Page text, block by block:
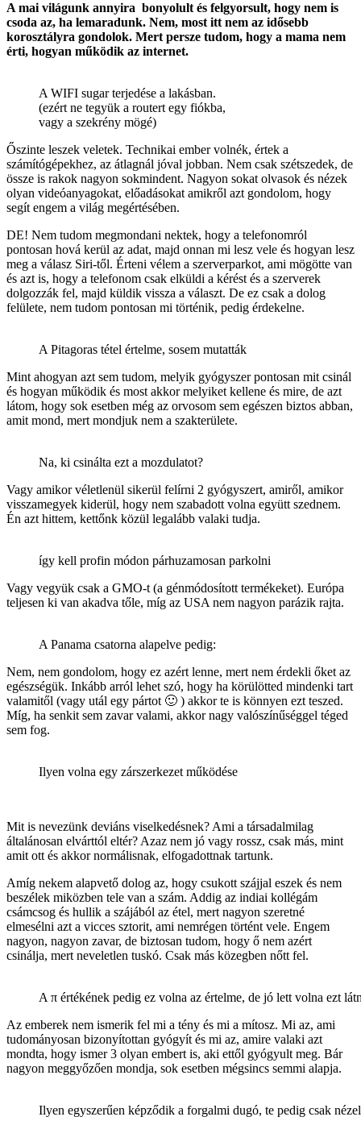
A mai világunk annyira bonyolult és felgyorsult, hogy nem is
csoda az, ha lemaradunk. Nem, most itt nem az idősebb
korosztályra gondolok. Mert persze tudom, hogy a mama nem
érti, hogyan működik az internet.
A WIFI sugar terjedése a lakásban.
(ezért ne tegyük a routert egy fiókba,
vagy a szekrény mögé)
Őszinte leszek veletek. Technikai ember volnék, értek a
számítógépekhez, az átlagnál jóval jobban. Nem csak szétszedek, de
össze is rakok nagyon sokmindent. Nagyon sokat olvasok és nézek
olyan videóanyagokat, előadásokat amikről azt gondolom, hogy
segít engem a világ megértésében.
DE! Nem tudom megmondani nektek, hogy a telefonomról
pontosan hová kerül az adat, majd onnan mi lesz vele és hogyan lesz
meg a válasz Siri-től. Érteni vélem a szerverparkot, ami mögötte van
és azt is, hogy a telefonom csak elküldi a kérést és a szerverek
dolgozzák fel, majd küldik vissza a választ. De ez csak a dolog
felülete, nem tudom pontosan mi történik, pedig érdekelne.
A Pitagoras tétel értelme, sosem mutatták
Mint ahogyan azt sem tudom, melyik gyógyszer pontosan mit csinál
és hogyan működik és most akkor melyiket kellene és mire, de azt
látom, hogy sok esetben még az orvosom sem egészen biztos abban,
amit mond, mert mondjuk nem a szakterülete.
Na, ki csinálta ezt a mozdulatot?
Vagy amikor véletlenül sikerül felírni 2 gyógyszert, amiről, amikor
visszamegyek kiderül, hogy nem szabadott volna együtt szednem.
Én azt hittem, kettőnk közül legalább valaki tudja.
így kell profin módon párhuzamosan parkolni
Vagy vegyük csak a GMO-t (a génmódosított termékeket). Európa
teljesen ki van akadva tőle, míg az USA nem nagyon parázik rajta.
A Panama csatorna alapelve pedig:
Nem, nem gondolom, hogy ez azért lenne, mert nem érdekli őket az
egészségük. Inkább arról lehet szó, hogy ha körülötted mindenki tart
valamitől (vagy utál egy pártot 🙂 ) akkor te is könnyen ezt teszed.
Míg, ha senkit sem zavar valami, akkor nagy valószínűséggel téged
sem fog.
Ilyen volna egy zárszerkezet működése
Mit is nevezünk deviáns viselkedésnek? Ami a társadalmilag
általánosan elvárttól eltér? Azaz nem jó vagy rossz, csak más, mint
amit ott és akkor normálisnak, elfogadottnak tartunk.
Amíg nekem alapvető dolog az, hogy csukott szájjal eszek és nem
beszélek miközben tele van a szám. Addig az indiai kollégám
csámcsog és hullik a szájából az étel, mert nagyon szeretné
elmesélni azt a vicces sztorit, ami nemrégen történt vele. Engem
nagyon, nagyon zavar, de biztosan tudom, hogy ő nem azért
csinálja, mert neveletlen tuskó. Csak más közegben nőtt fel.
A π értékének pedig ez volna az értelme, de jó lett volna ezt
Az emberek nem ismerik fel mi a tény és mi a mítosz. Mi az, ami
tudományosan bizonyítottan gyógyít és mi az, amire valaki azt
mondta, hogy ismer 3 olyan embert is, aki ettől gyógyult meg. Bár
nagyon meggyőzően mondja, sok esetben mégsincs semmi alapja.
Ilyen egyszerűen képződik a forgalmi dugó, te pedig csak